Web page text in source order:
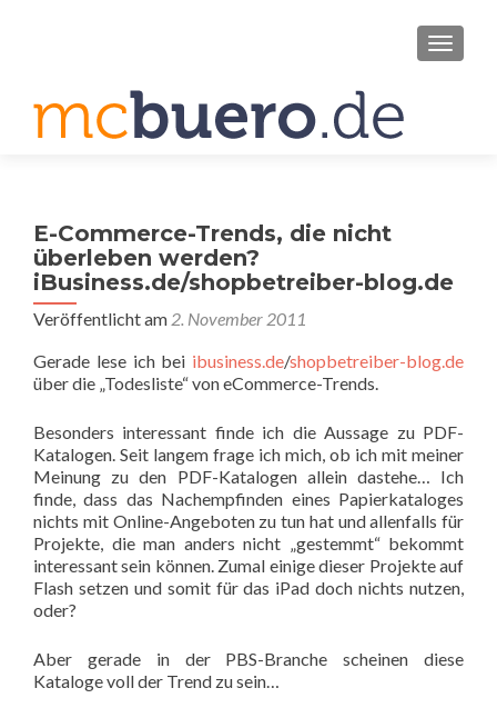
E-Commerce-Trends, die nicht
überleben werden?
iBusiness.de/shopbetreiber-blog.de
Veröffentlicht am 2. November 2011
Gerade lese ich bei ibusiness.de/shopbetreiber-blog.de
über die „Todesliste“ von eCommerce-Trends.
Besonders interessant finde ich die Aussage zu PDF-
Katalogen. Seit langem frage ich mich, ob ich mit meiner
Meinung zu den PDF-Katalogen allein dastehe… Ich
finde, dass das Nachempfinden eines Papierkataloges
nichts mit Online-Angeboten zu tun hat und allenfalls für
Projekte, die man anders nicht „gestemmt“ bekommt
interessant sein können. Zumal einige dieser Projekte auf
Flash setzen und somit für das iPad doch nichts nutzen,
oder?
Aber gerade in der PBS-Branche scheinen diese
Kataloge voll der Trend zu sein…